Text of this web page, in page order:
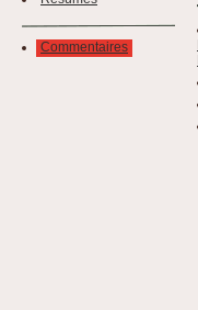
Commentaires